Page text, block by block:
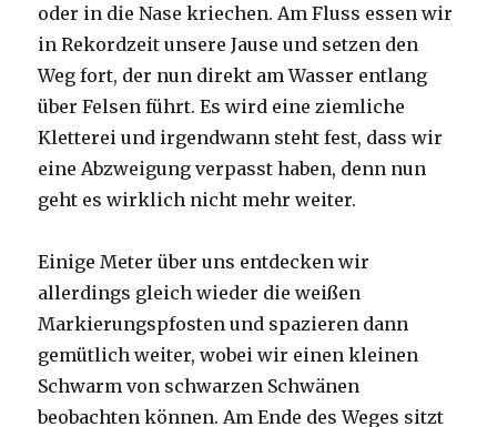
oder in die Nase kriechen. Am Fluss essen wir
in Rekordzeit unsere Jause und setzen den
Weg fort, der nun direkt am Wasser entlang
über Felsen führt. Es wird eine ziemliche
Kletterei und irgendwann steht fest, dass wir
eine Abzweigung verpasst haben, denn nun
geht es wirklich nicht mehr weiter.
Einige Meter über uns entdecken wir
allerdings gleich wieder die weißen
Markierungspfosten und spazieren dann
gemütlich weiter, wobei wir einen kleinen
Schwarm von schwarzen Schwänen
beobachten können. Am Ende des Weges sitzt